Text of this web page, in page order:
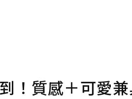
！質感＋可愛